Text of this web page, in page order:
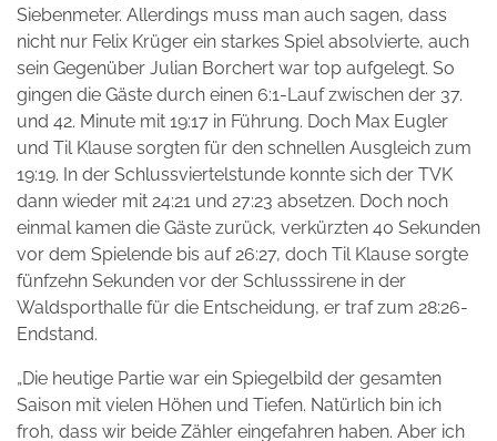
Siebenmeter. Allerdings muss man auch sagen, dass
nicht nur Felix Krüger ein starkes Spiel absolvierte, auch
sein Gegenüber Julian Borchert war top aufgelegt. So
gingen die Gäste durch einen 6:1-Lauf zwischen der 37.
und 42. Minute mit 19:17 in Führung. Doch Max Eugler
und Til Klause sorgten für den schnellen Ausgleich zum
19:19. In der Schlussviertelstunde konnte sich der TVK
dann wieder mit 24:21 und 27:23 absetzen. Doch noch
einmal kamen die Gäste zurück, verkürzten 40 Sekunden
vor dem Spielende bis auf 26:27, doch Til Klause sorgte
fünfzehn Sekunden vor der Schlusssirene in der
Waldsporthalle für die Entscheidung, er traf zum 28:26-
Endstand.
„Die heutige Partie war ein Spiegelbild der gesamten
Saison mit vielen Höhen und Tiefen. Natürlich bin ich
froh, dass wir beide Zähler eingefahren haben. Aber ich